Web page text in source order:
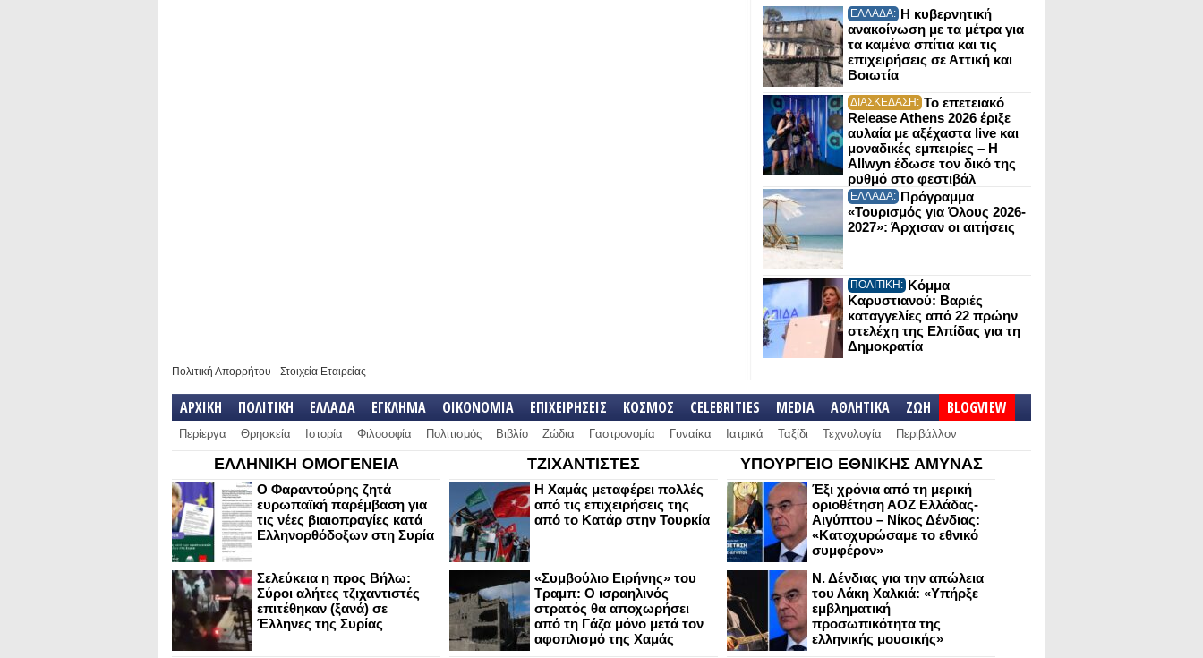
ΕΛΛΑΔΑ: Η κυβερνητική
ανακοίνωση με τα μέτρα για
τα καμένα σπίτια και τις
επιχειρήσεις σε Αττική και
Βοιωτία
ΔΙΑΣΚΕΔΑΣΗ: Το επετειακό
Release Athens 2026 έριξε
αυλαία με αξέχαστα live και
μοναδικές εμπειρίες – Η
Allwyn έδωσε τον δικό της
ρυθμό στο φεστιβάλ
ΕΛΛΑΔΑ: Πρόγραμμα
«Τουρισμός για Όλους 2026-
2027»: Άρχισαν οι αιτήσεις
ΠΟΛΙΤΙΚΗ: Κόμμα
Καρυστιανού: Βαριές
καταγγελίες από 22 πρώην
στελέχη της Ελπίδας για τη
Δημοκρατία
Πολιτική Απορρήτου - Στοιχεία Εταιρείας
ΑΡΧΙΚΗ ΠΟΛΙΤΙΚΗ ΕΛΛΑΔΑ ΕΓΚΛΗΜΑ ΟΙΚΟΝΟΜΙΑ ΕΠΙΧΕΙΡΗΣΕΙΣ ΚΟΣΜΟΣ CELEBRITIES MEDIA ΑΘΛΗΤΙΚΑ ΖΩΗ BLOGVIEW
Περίεργα Θρησκεία Ιστορία Φιλοσοφία Πολιτισμός Βιβλίο Ζώδια Γαστρονομία Γυναίκα Ιατρικά Ταξίδι Τεχνολογία Περιβάλλον
ΕΛΛΗΝΙΚΗ ΟΜΟΓΕΝΕΙΑ
Ο Φαραντούρης ζητά
ευρωπαϊκή παρέμβαση για
τις νέες βιαιοπραγίες κατά
Ελληνορθόδοξων στη Συρία
Σελεύκεια η προς Βήλω:
Σύροι αλήτες τζιχαντιστές
επιτέθηκαν (ξανά) σε
Έλληνες της Συρίας
ΤΖΙΧΑΝΤΙΣΤΕΣ
Η Χαμάς μεταφέρει πολλές
από τις επιχειρήσεις της
από το Κατάρ στην Τουρκία
«Συμβούλιο Ειρήνης» του
Τραμπ: Ο ισραηλινός
στρατός θα αποχωρήσει
από τη Γάζα μόνο μετά τον
αφοπλισμό της Χαμάς
ΥΠΟΥΡΓΕΙΟ ΕΘΝΙΚΗΣ ΑΜΥΝΑΣ
Έξι χρόνια από τη μερική
οριοθέτηση ΑΟΖ Ελλάδας-
Αιγύπτου – Νίκος Δένδιας:
«Κατοχυρώσαμε το εθνικό
συμφέρον»
Ν. Δένδιας για την απώλεια
του Λάκη Χαλκιά: «Υπήρξε
εμβληματική
προσωπικότητα της
ελληνικής μουσικής»